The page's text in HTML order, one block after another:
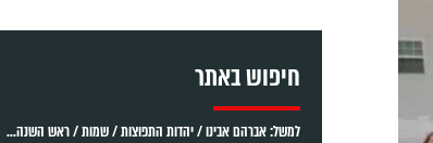
חיפוש באתר
למשל: אברהם אבינו / יהדות התפוצות / שמות / ראש השנה...